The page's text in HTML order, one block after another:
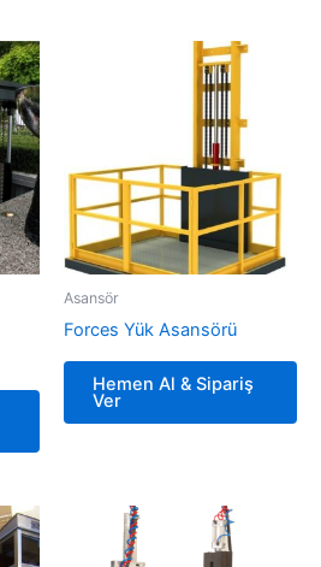
Asansör
Forces Yük Asansörü
Hemen Al & Sipariş
Ver